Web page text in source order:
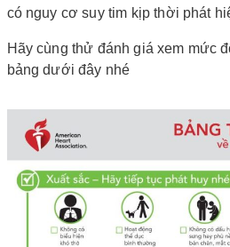
có nguy cơ suy tim kịp thời phát
Hãy cùng thử đánh giá xem mức
bảng dưới đây nhé